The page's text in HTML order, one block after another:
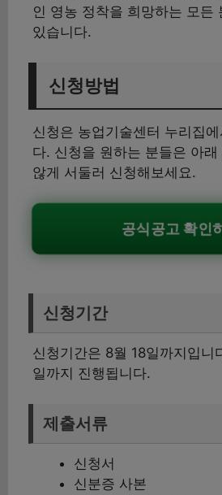
인 영농 정착을 희망하는 모든
있습니다.
신청방법
신청은 농업기술센터 누리집
다. 신청을 원하는 분들은 아래
않게 서둘러 신청해보세요.
공식공고 확인
신청기간
신청기간은 8월 18일까지입니
일까지 진행됩니다.
제출서류
신청서
신분증 사본